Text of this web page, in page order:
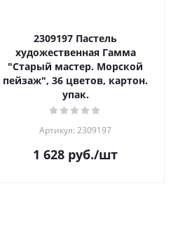
2309197 Пастель
художественная Гамма
"Старый мастер. Морской
пейзаж", 36 цветов, картон.
упак.
Артикул: 2309197
1 628 руб./шт